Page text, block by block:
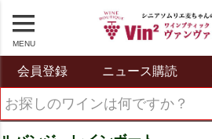
MENU
会員登録 ニュース購読